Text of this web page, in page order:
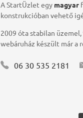
A StartÜzlet egy magyar
konstrukcióban vehető
2009 óta stabilan üzemel,
webáruház készült már a
 06 30 535 2181